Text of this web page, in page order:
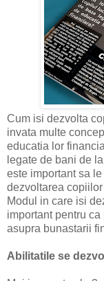
Cum isi dezvolta
invata multe
educatia lor
legate de bani de
este important sa
dezvoltarea
Modul in care isi
important pentru
asupra bunastarii
Abilitatile se